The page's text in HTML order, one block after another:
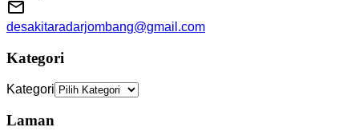
desakitaradarjombang@gmail.com
Kategori
Kategori
Laman